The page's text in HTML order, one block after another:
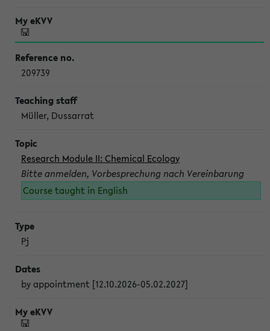
209739
Müller, Dussarrat
Research Module II: Chemical Ecology
Bitte anmelden, Vorbesprechung nach Vereinbarung
Course taught in English
Pj
by appointment [12.10.2026-05.02.2027]